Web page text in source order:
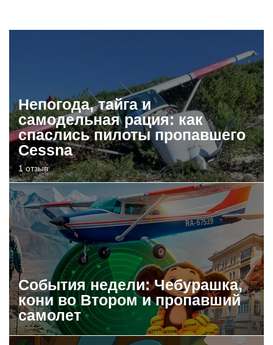
Непогода, тайга и
самодельная рация: как
спаслись пилоты пропавшего
Cessna
1 отзыв
События недели: Чебурашка,
кони во Втором и пропавший
самолет